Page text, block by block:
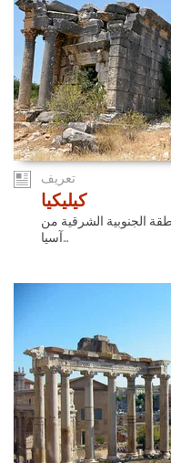
تعريف
كيليكيا
الجنوبية الشرقية من
آسيا...